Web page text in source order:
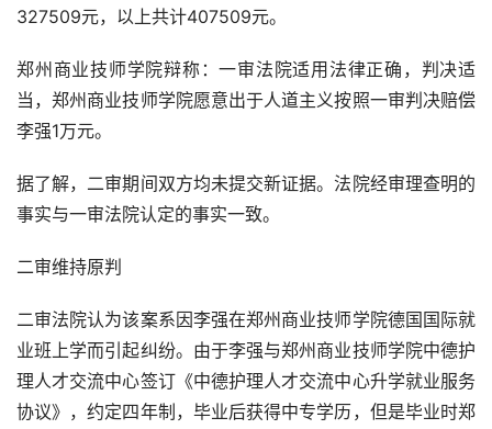
327509元，以上共计407509元。
郑州商业技师学院辩称：一审法院适用法律正确，判决适
当，郑州商业技师学院愿意出于人道主义按照一审判决赔偿
李强1万元。
据了解，二审期间双方均未提交新证据。法院经审理查明的
事实与一审法院认定的事实一致。
二审维持原判
二审法院认为该案系因李强在郑州商业技师学院德国国际就
业班上学而引起纠纷。由于李强与郑州商业技师学院中德护
理人才交流中心签订《中德护理人才交流中心升学就业服务
协议》，约定四年制，毕业后获得中专学历，但是毕业时郑